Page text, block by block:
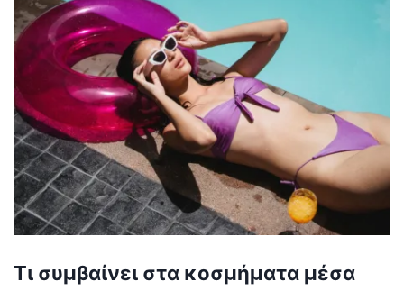
Τι συμβαίνει στα κοσμήματα μέσα